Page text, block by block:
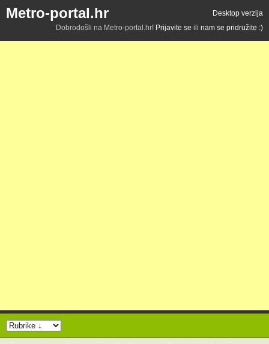
Metro-portal.hr
Desktop verzija
Dobrodošli na Metro-portal.hr! Prijavite se ili nam se pridružite :)